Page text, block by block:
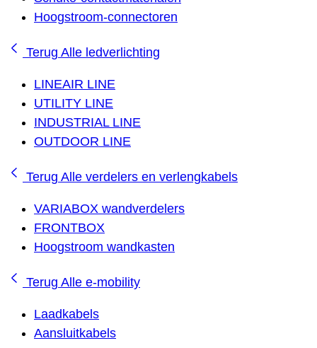
Hoogstroom-connectoren
Terug Alle ledverlichting
LINEAIR LINE
UTILITY LINE
INDUSTRIAL LINE
OUTDOOR LINE
Terug Alle verdelers en verlengkabels
VARIABOX wandverdelers
FRONTBOX
Hoogstroom wandkasten
Terug Alle e-mobility
Laadkabels
Aansluitkabels